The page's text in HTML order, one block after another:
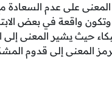
المعنى على عدم السعادة
وتكون واقعة في بعض
حيث يشير المعنى
المعنى إلى قدوم